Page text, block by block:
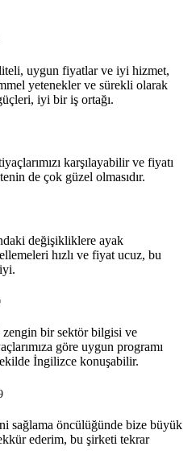
uygun fiyatlar ve iyi hizmet,
yetenekler ve sürekli olarak
iyi bir iş ortağı.
karşılayabilir ve fiyatı
de çok güzel olmasıdır.
değişikliklere ayak
hızlı ve fiyat ucuz, bu
zengin bir sektör bilgisi ve
göre uygun programı
İngilizce konuşabilir.
sağlama öncülüğünde bize büyük
ederim, bu şirketi tekrar